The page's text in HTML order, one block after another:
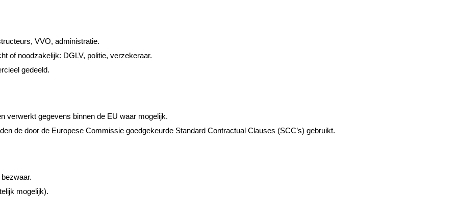
VVO, administratie.
of noodzakelijk: DGLV, politie, verzekeraar.
gedeeld.
verwerkt gegevens binnen de EU waar mogelijk.
de door de Europese Commissie goedgekeurde Standard Contractual Clauses (SCC’s) gebruikt.
mogelijk).